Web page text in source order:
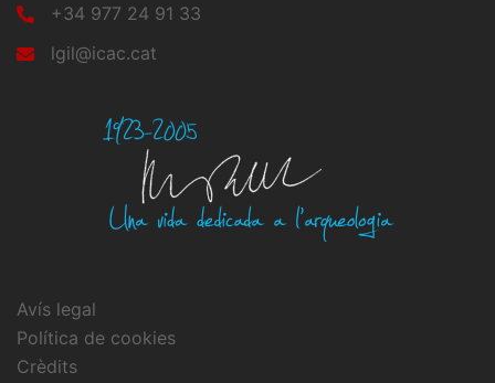
+34 977 24 91 33
lgil@icac.cat
Avís legal
Política de cookies
Crèdits